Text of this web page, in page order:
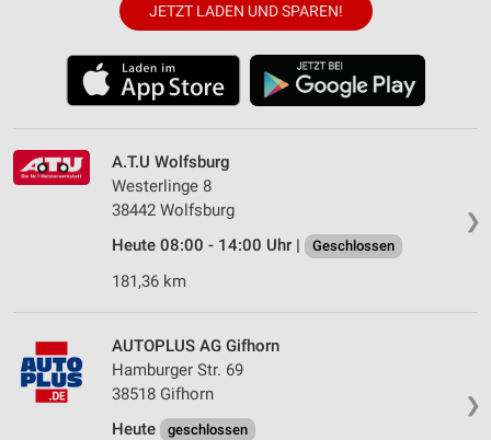
JETZT LADEN UND SPAREN!
❯
A.T.U Wolfsburg
Westerlinge 8
38442 Wolfsburg
Heute 08:00 - 14:00 Uhr |
Geschlossen
181,36 km
❯
AUTOPLUS AG Gifhorn
Hamburger Str. 69
38518 Gifhorn
Heute
geschlossen